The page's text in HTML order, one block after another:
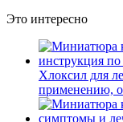
Это интересно
Хлоксил для
применению,